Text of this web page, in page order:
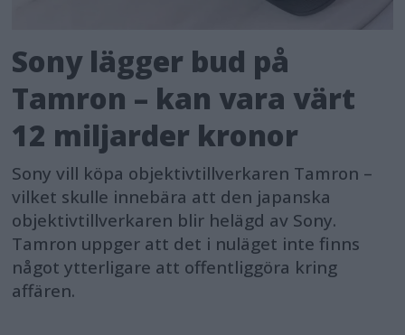
Sony lägger bud på
Tamron – kan vara värt
12 miljarder kronor
Sony vill köpa objektivtillverkaren Tamron –
vilket skulle innebära att den japanska
objektivtillverkaren blir helägd av Sony.
Tamron uppger att det i nuläget inte finns
något ytterligare att offentliggöra kring
affären.